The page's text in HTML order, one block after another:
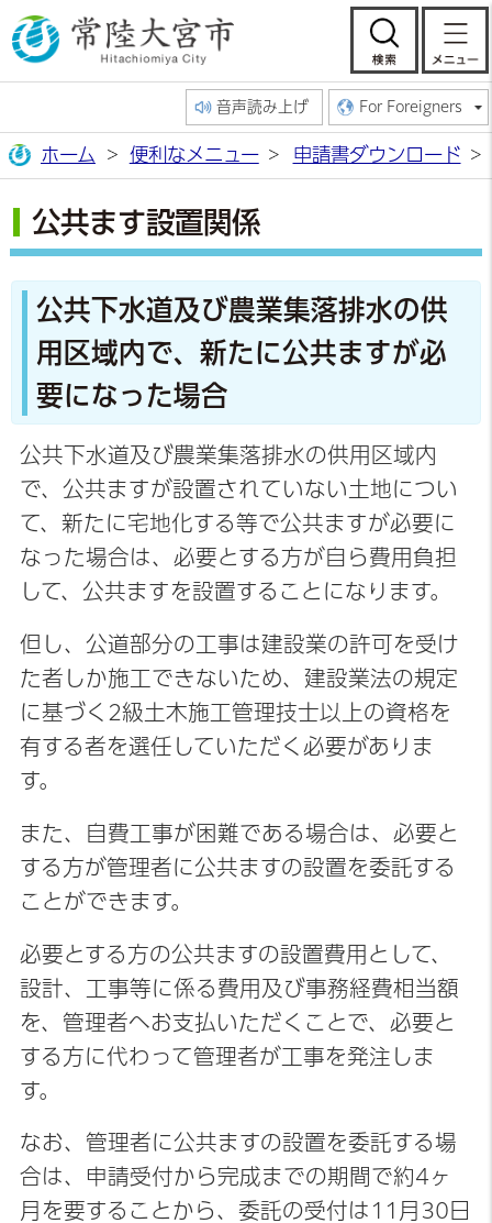
常陸大宮市公
検
音声読み上げ For Foreigners
ホーム 便利なメニュー 申請書ダウンロード
公共ます設置関係
公共下水道及び農業集落排水の供
用区域内で、新たに公共ますが必
要になった場合
公共下水道及び農業集落排水の供用区域内
で、公共ますが設置されていない土地につい
て、新たに宅地化する等で公共ますが必要に
なった場合は、必要とする方が自ら費用負担
して、公共ますを設置することになります。
但し、公道部分の工事は建設業の許可を受け
た者しか施工できないため、建設業法の規定
に基づく2級土木施工管理技士以上の資格を
有する者を選任していただく必要がありま
す。
また、自費工事が困難である場合は、必要と
する方が管理者に公共ますの設置を委託する
ことができます。
必要とする方の公共ますの設置費用として、
設計、工事等に係る費用及び事務経費相当額
を、管理者へお支払いただくことで、必要と
する方に代わって管理者が工事を発注しま
す。
なお、管理者に公共ますの設置を委託する場
合は、申請受付から完成までの期間で約4ヶ
月を要することから、委託の受付は11月30日